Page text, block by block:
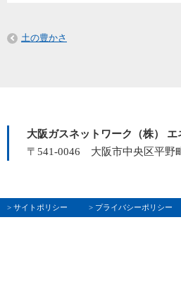
土の豊かさ
大阪ガスネットワーク（株）
〒541-0046 大阪市中央区平野
> サイトポリシー > プライバシーポリシー